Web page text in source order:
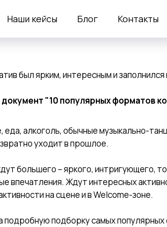
Наши кейсы Блог Контакты
алкоголь, обычные музыкально-
уходит в прошлое.
большего – яркого, интригующего,
впечатления. Ждут интересных
на сцене и в Welcome-зоне.
подробную подборку самых
был ярким, интересным и заполнился
документ "10 популярных форматов